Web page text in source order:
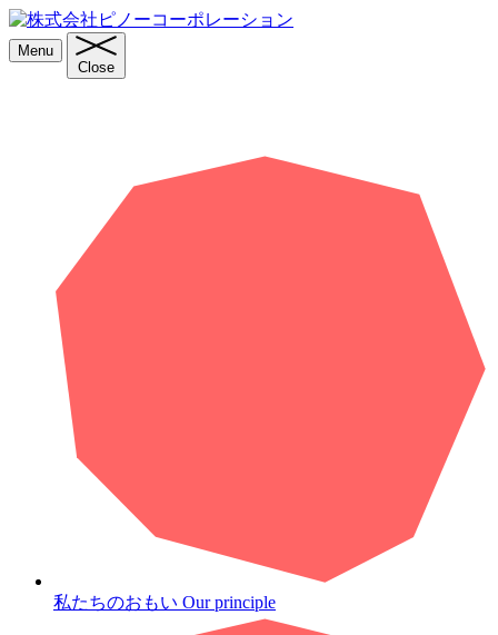
Menu
Close
私たちのおもい Our principle